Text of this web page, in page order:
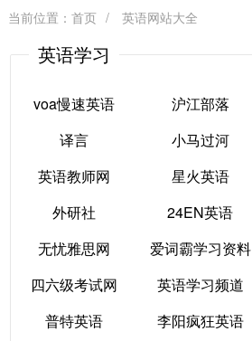
当前位置： 首页 / 英语网站大全
英语学习
voa慢速英语
voa慢速英语
沪江部落
沪江部落
译言
译言
小马过河
小马过河
英语教师网
英语教师网
星火英语
星火英语
外研社
外研社
24EN英语
24EN英语
无忧雅思网
无忧雅思网
爱词霸学习资料
爱词霸学习资料
四六级考试网
四六级考试网
英语学习频道
英语学习频道
普特英语
李阳疯狂英语